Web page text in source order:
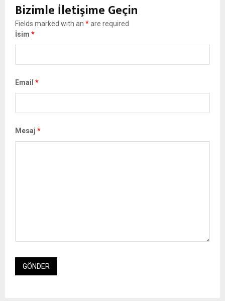
Bizimle İletişime Geçin
Fields marked with an *are required
İsim *
Email *
Mesaj *